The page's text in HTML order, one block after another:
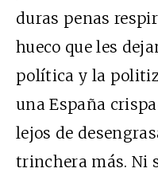
duras penas
hueco que les
política y la
una España
lejos de
trinchera más. Ni